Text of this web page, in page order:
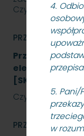
4.
5. Pani/
w
Czytaj dalej
PRZETARGI
Przetarg
elektrycznej
Czytaj dalej
PRZETARGI